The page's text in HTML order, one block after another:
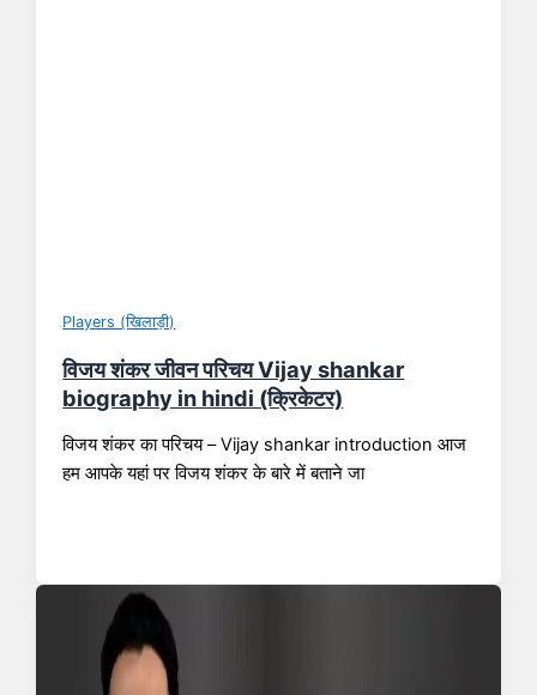
Players (खिलाड़ी)
विजय शंकर जीवन परिचय Vijay shankar
biography in hindi (क्रिकेटर)
विजय शंकर का परिचय – Vijay shankar introduction आज
हम आपके यहां पर विजय शंकर के बारे में बताने जा